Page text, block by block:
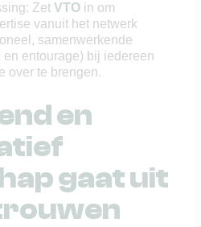
ZetVTO in om
vanuit het netwerk
samenwerkende
entourage) bij iedereen
over te brengen.
en
gaat uit